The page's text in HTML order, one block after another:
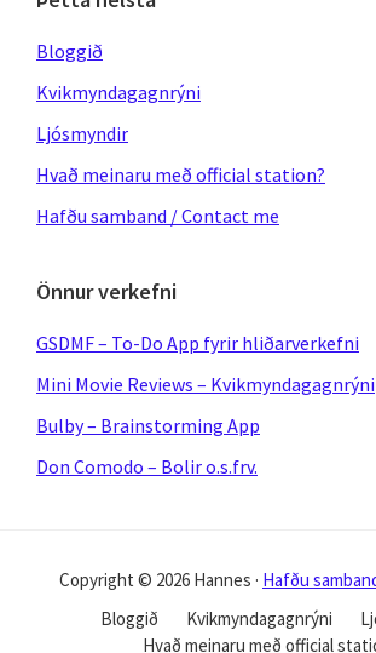
Bloggið
Kvikmyndagagnrýni
Ljósmyndir
Hvað meinaru með official station?
Hafðu samband / Contact me
Önnur verkefni
GSDMF – To-Do App fyrir hliðarverkefni
Mini Movie Reviews – Kvikmyndagagnrýni
Bulby – Brainstorming App
Don Comodo – Bolir o.s.frv.
Copyright © 2026 Hannes · Hafðu
Bloggið
Kvikmyndagagnrýni
Hvað meinaru með official